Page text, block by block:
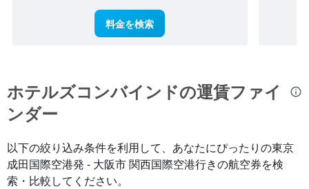
料金を検索
ホテルズコンバインド​の運賃ファイ
ンダー
以下の絞り込み条件を利用して、あなたにぴったりの東京
成田国際空港発 - 大阪市 関西国際空港行きの航空券を検
索・比較してください。